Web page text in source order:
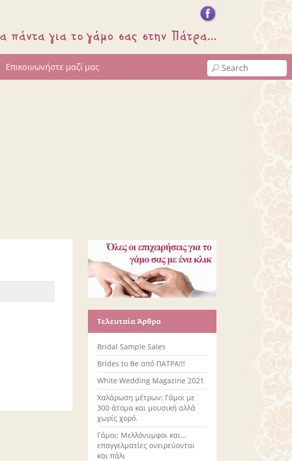
Επικοινωνήστε μαζί μας
Τελευταία Άρθρα
Bridal Sample Sales
Brides to Be από ΠΑΤΡΑ!!!
White Wedding Magazine 2021
Χαλάρωση μέτρων: Γάμοι με
300 άτομα και μουσική αλλά
χωρίς χορό.
Γάμοι: Μελλόνυμφοι και…
επαγγελματίες ονειρεύονται
και πάλι